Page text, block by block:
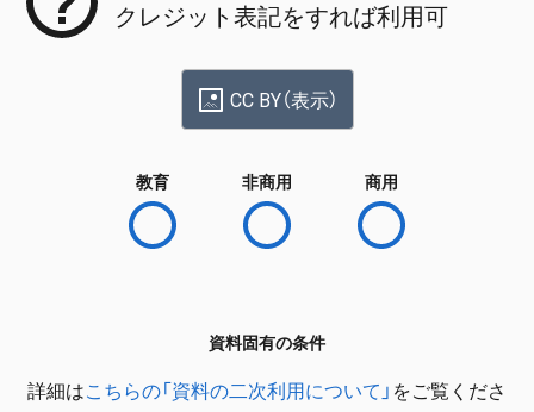
クレジット表記をすれば利用可
CC BY（表示）
教育 非商用 商用
資料固有の条件
詳細はこちらの「資料の二次利用について」 をご覧くださ